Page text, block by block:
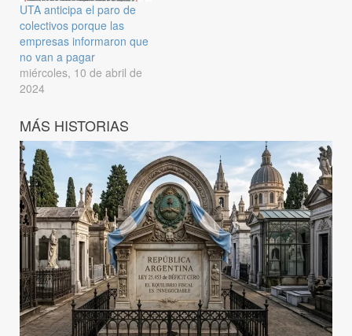
UTA anticipa el paro de
colectivos porque las
empresas informaron que
no van a pagar
miércoles, 10 de abril de
2024
MÁS HISTORIAS